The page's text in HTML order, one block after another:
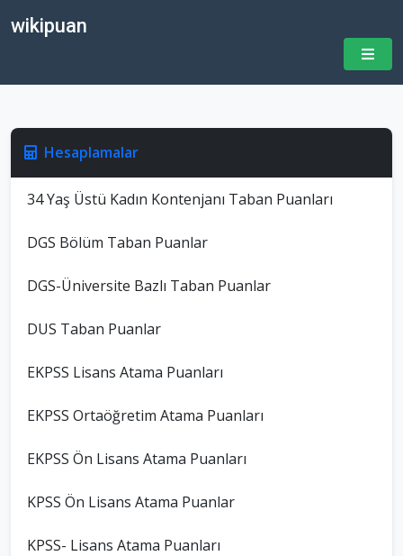
wikipuan
Hesaplamalar
34 Yaş Üstü Kadın Kontenjanı Taban Puanları
DGS Bölüm Taban Puanlar
DGS-Üniversite Bazlı Taban Puanlar
DUS Taban Puanlar
EKPSS Lisans Atama Puanları
EKPSS Ortaöğretim Atama Puanları
EKPSS Ön Lisans Atama Puanları
KPSS Ön Lisans Atama Puanlar
KPSS- Lisans Atama Puanları